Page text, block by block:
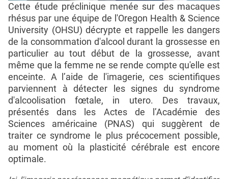
Cette étude préclinique menée sur des macaques
rhésus par une équipe de l'Oregon Health & Science
University (OHSU) décrypte et rappelle les dangers
de la consommation d'alcool durant la grossesse en
particulier au tout début de la grossesse, avant
même que la femme ne se rende compte qu'elle est
enceinte. A l’aide de l'imagerie, ces scientifiques
parviennent à détecter les signes du syndrome
d'alcoolisation fœtale, in utero. Des travaux,
présentés dans les Actes de l’Académie des
Sciences américaine (PNAS) qui suggèrent de
traiter ce syndrome le plus précocement possible,
au moment où la plasticité cérébrale est encore
optimale.